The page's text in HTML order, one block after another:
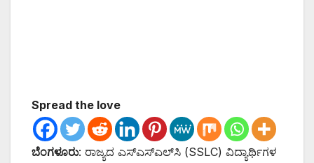
Spread the love
ಬೆಂಗಳೂರು: ರಾಜ್ಯದ ಎಸ್‌ಎಸ್‌ಎಲ್‌ಸಿ (SSLC) ವಿದ್ಯಾರ್ಥಿಗಳ